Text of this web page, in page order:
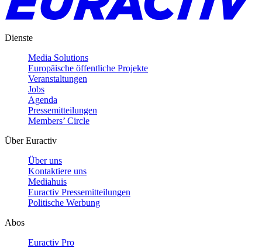
Dienste
Media Solutions
Europäische öffentliche Projekte
Veranstaltungen
Jobs
Agenda
Pressemitteilungen
Members’ Circle
Über Euractiv
Über uns
Kontaktiere uns
Mediahuis
Euractiv Pressemitteilungen
Politische Werbung
Abos
Euractiv Pro